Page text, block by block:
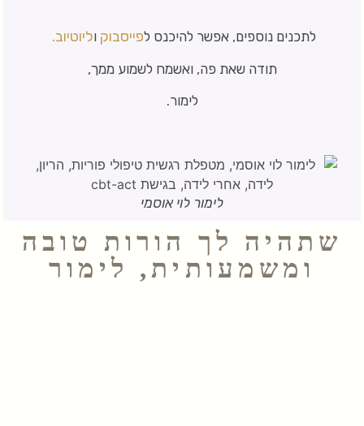
לימור לוי אוסמי
לתכנים נוספים, אפשר להיכנס לפייסבוק וליוטיוב.
תודה שאת פה, ואשמח לשמוע ממך,
לימור.
שתהיה לך הורות טובה
ומשמעותית, לימור